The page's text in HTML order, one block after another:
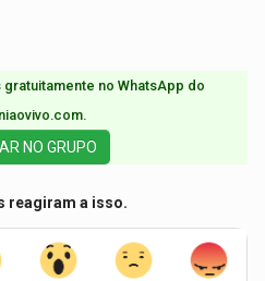
no WhatsApp do
NO GRUPO
reagiram a isso.